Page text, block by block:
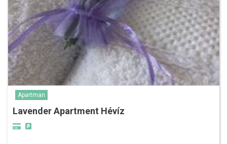
Apartman
Lavender Apartment Hévíz